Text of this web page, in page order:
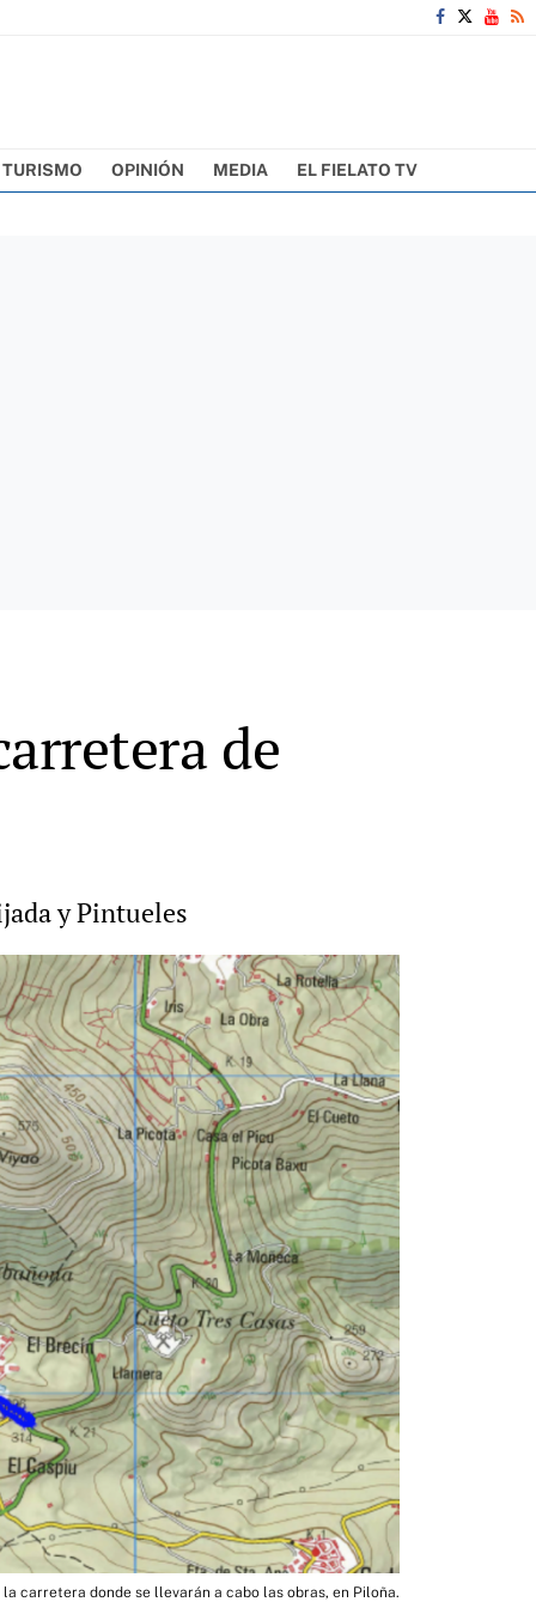
TURISMO OPINIÓN MEDIA EL FIELATO TV
de
y Pintueles
la carretera donde se llevarán a cabo las obras, en Piloña.